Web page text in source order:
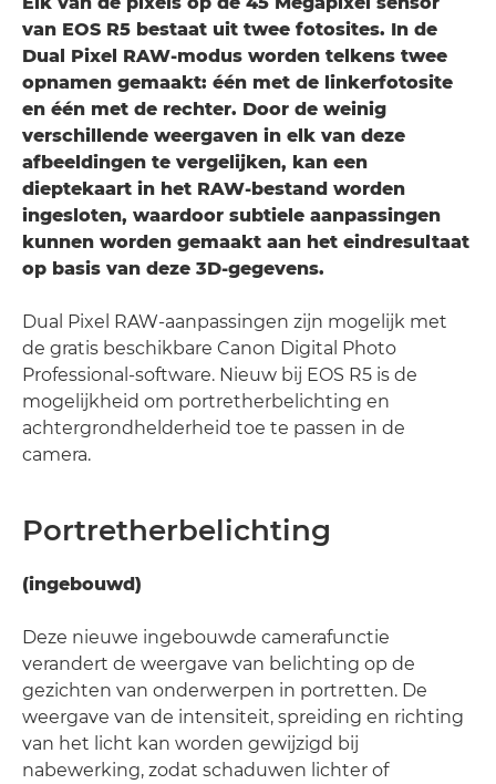
van EOS R5 bestaat uit twee fotosites. In de
Dual Pixel RAW-modus worden telkens twee
opnamen gemaakt: één met de linkerfotosite
en één met de rechter. Door de weinig
verschillende weergaven in elk van deze
afbeeldingen te vergelijken, kan een
dieptekaart in het RAW-bestand worden
ingesloten, waardoor subtiele aanpassingen
kunnen worden gemaakt aan het eindresultaat
op basis van deze 3D-gegevens.
Dual Pixel RAW-aanpassingen zijn mogelijk met
de gratis beschikbare Canon Digital Photo
Professional-software. Nieuw bij EOS R5 is de
mogelijkheid om portretherbelichting en
achtergrondhelderheid toe te passen in de
camera.
Portretherbelichting
(ingebouwd)
Deze nieuwe ingebouwde camerafunctie
verandert de weergave van belichting op de
gezichten van onderwerpen in portretten. De
weergave van de intensiteit, spreiding en richting
van het licht kan worden gewijzigd bij
nabewerking, zodat schaduwen lichter of